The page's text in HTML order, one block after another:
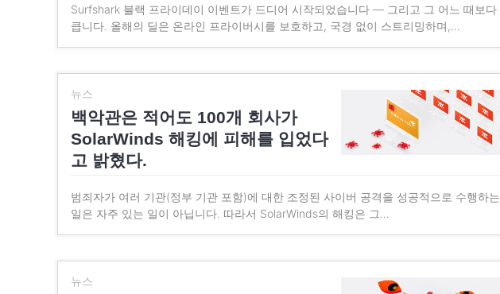
Surfshark 블랙 프라이데이 이벤트가 드디어 시작되었습니다 — 그리고 그 어느 때보다
큽니다. 올해의 딜은 온라인 프라이버시를 보호하고, 국경 없이 스트리밍하며,…
뉴스
백악관은 적어도 100개 회사가
SolarWinds 해킹에 피해를 입었다
고 밝혔다.
범죄자가 여러 기관(정부 기관 포함)에 대한 조정된 사이버 공격을 성공적으로 수행하는
일은 자주 있는 일이 아닙니다. 따라서 SolarWinds의 해킹은 그…
뉴스